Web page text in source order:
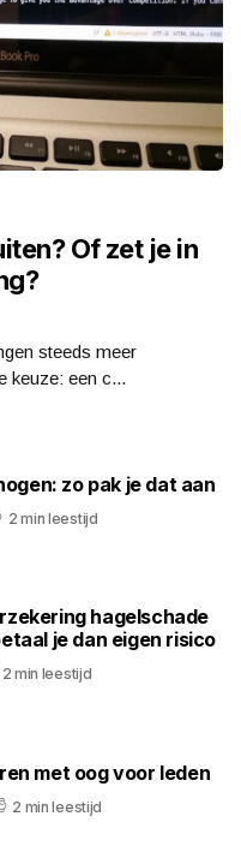
Of zet je in
steeds meer
keuze: een c...
zo pak je dat aan
2 min leestijd
hagelschade
je dan eigen risico
2 min leestijd
met oog voor leden
2 min leestijd